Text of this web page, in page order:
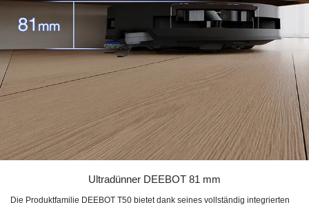
Ultradünner DEEBOT 81 mm
Die Produktfamilie DEEBOT T50 bietet dank seines vollständig integrierten